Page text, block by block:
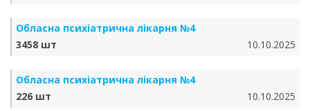
Обласна психіатрична лікарня №4
3458 шт
10.10.2025
Обласна психіатрична лікарня №4
226 шт
10.10.2025